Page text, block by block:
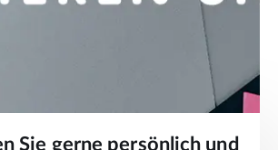
Sie gerne persönlich und